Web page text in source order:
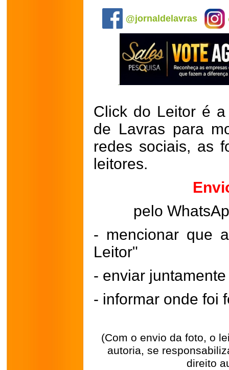
@jornaldelavras
Click do Leitor é
de Lavras para
redes sociais, as
leitores.
pelo
- mencionar que
Leitor"
- enviar
- informar onde foi
(Com o envio da foto, o
autoria, se
direito